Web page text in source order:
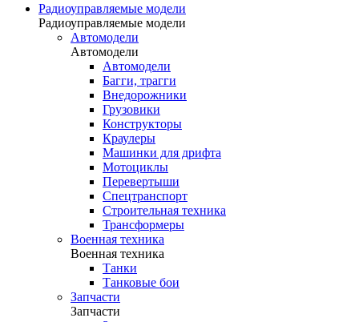
Радиоуправляемые модели
Радиоуправляемые модели
Автомодели
Автомодели
Автомодели
Багги, трагги
Внедорожники
Грузовики
Конструкторы
Краулеры
Машинки для дрифта
Мотоциклы
Перевертыши
Спецтранспорт
Строительная техника
Трансформеры
Военная техника
Военная техника
Танки
Танковые бои
Запчасти
Запчасти